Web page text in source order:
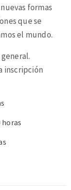
formas
que se
el mundo.
inscripción
horas